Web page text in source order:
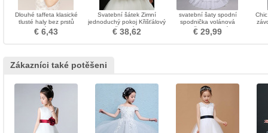
Dlouhé taffeta klasické
tlusté haly bez prstů
svatební rukavice
€ 6,43
Svatební šátek Zimní
jednoduchý pokoj Křišťálový
květinový pin
€ 38,62
svatební šaty spodní
spodnička volánová
spodnička elastický pas
svatební kostel velká
€ 29,99
Zákazníci také potěšeni